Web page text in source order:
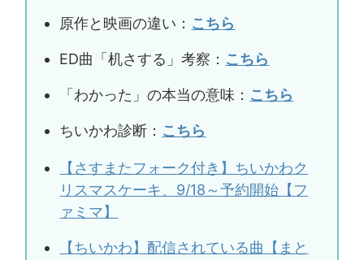
原作と映画の違い： こちら
ED曲「机さする」考察： こちら
「わかった」の本当の意味： こちら
ちいかわ診断： こちら
【さすまたフォーク付き】ちいかわク
リスマスケーキ、9/18～予約開始【フ
ァミマ】
【ちいかわ】配信されている曲【まと